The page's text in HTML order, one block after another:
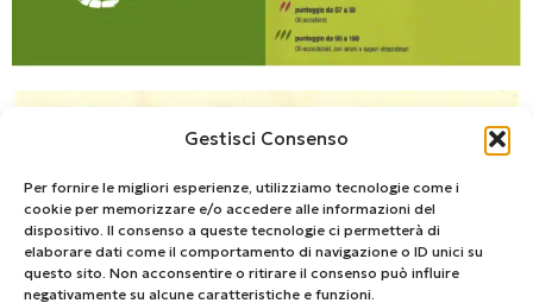
Gestisci Consenso
Per fornire le migliori esperienze, utilizziamo tecnologie come i
cookie per memorizzare e/o accedere alle informazioni del
dispositivo. Il consenso a queste tecnologie ci permetterà di
elaborare dati come il comportamento di navigazione o ID unici su
questo sito. Non acconsentire o ritirare il consenso può influire
negativamente su alcune caratteristiche e funzioni.